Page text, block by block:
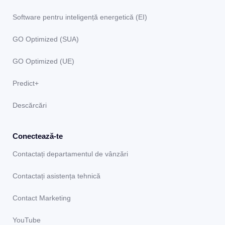
Software pentru inteligență energetică (EI)
GO Optimized (SUA)
GO Optimized (UE)
Predict+
Descărcări
Conectează-te
Contactați departamentul de vânzări
Contactați asistența tehnică
Contact Marketing
YouTube